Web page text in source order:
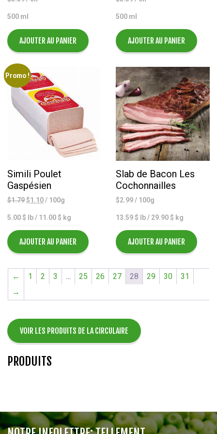
500 ml
AJOUTER AU PANIER
500 ml
AJOUTER AU PANIER
Promo !
Simili Poulet
Gaspésien
$1.79Le
initial
était :
$1.79.
$1.10Le
actuel
est :
$1.10.
/ 100g
5.00 $ lb / 11.00 $ kg
AJOUTER AU PANIER
Slab de Bacon Les
Cochonnailles
$2.99/ 100g
13.59 $ lb / 29.90 $ kg
AJOUTER AU PANIER
← 1 2 3 … 25 26 27 28 29 30
31
→
VOIR LES PRODUITS DE LA CIRCULAIRE
PRODUITS